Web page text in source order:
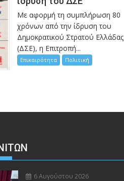
Με αφορμή τη συμπλήρωση 80
χρόνων από την ίδρυση του
Δημοκρατικού Στρατού Ελλάδας
(ΔΣΕ), η Επιτροπή...
Επικαιρότητα Πολιτική
6 Αυγούστου 2026